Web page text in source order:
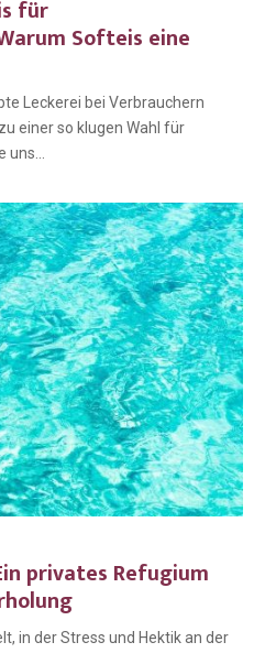
für
Softeis eine
Leckerei bei Verbrauchern
einer so klugen Wahl für
privates Refugium
in der Stress und Hektik an der